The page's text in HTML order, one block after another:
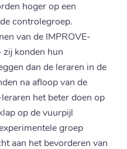
hoger op een
controlegroep.
van de IMPROVE-
zij konden hun
dan de leraren in de
na afloop van de
het beter doen op
op de vuurpijl
groep
aan het bevorderen van